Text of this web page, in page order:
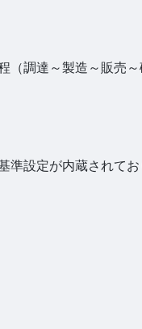
調達～製造～販売
設定が内蔵されて